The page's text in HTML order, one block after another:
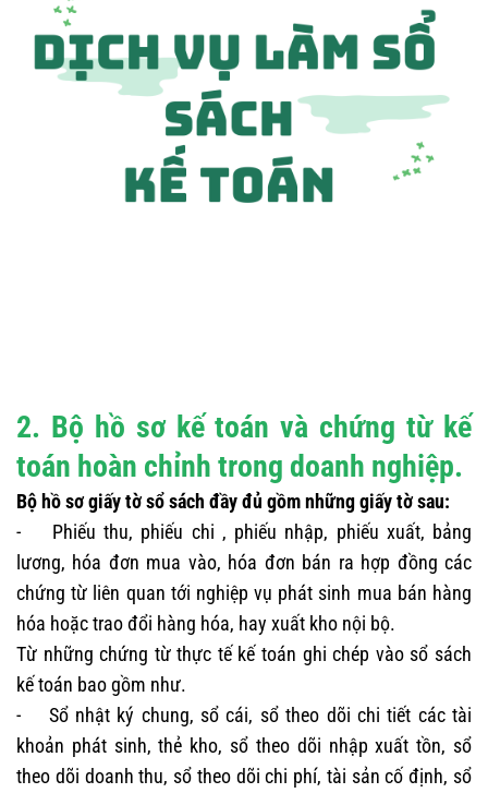
2. Bộ hồ sơ kế toán và chứng từ kế
toán hoàn chỉnh trong doanh nghiệp.
Bộ hồ sơ giấy tờ sổ sách đầy đủ gồm những giấy tờ sau:
- Phiếu thu, phiếu chi , phiếu nhập, phiếu xuất, bảng
lương, hóa đơn mua vào, hóa đơn bán ra hợp đồng các
chứng từ liên quan tới nghiệp vụ phát sinh mua bán hàng
hóa hoặc trao đổi hàng hóa, hay xuất kho nội bộ.
Từ những chứng từ thực tế kế toán ghi chép vào sổ sách
kế toán bao gồm như.
- Sổ nhật ký chung, sổ cái, sổ theo dõi chi tiết các tài
khoản phát sinh, thẻ kho, sổ theo dõi nhập xuất tồn, sổ
theo dõi doanh thu, sổ theo dõi chi phí, tài sản cố định, sổ